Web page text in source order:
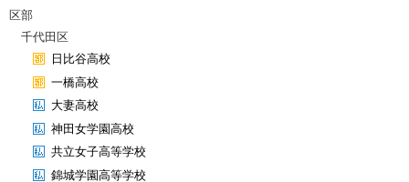
区部
千代田区
日比谷高校
一橋高校
大妻高校
神田女学園高校
共立女子高等学校
錦城学園高等学校